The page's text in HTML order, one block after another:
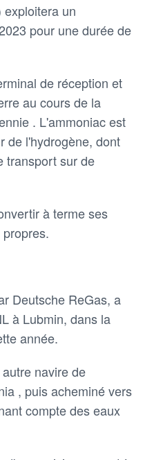
exploitera un
pour une durée de
de réception et
au cours de la
. L'ammoniac est
de l'hydrogène, dont
transport sur de
à terme ses
Deutsche ReGas, a
à Lubmin, dans la
année.
navire de
, puis acheminé vers
compte des eaux